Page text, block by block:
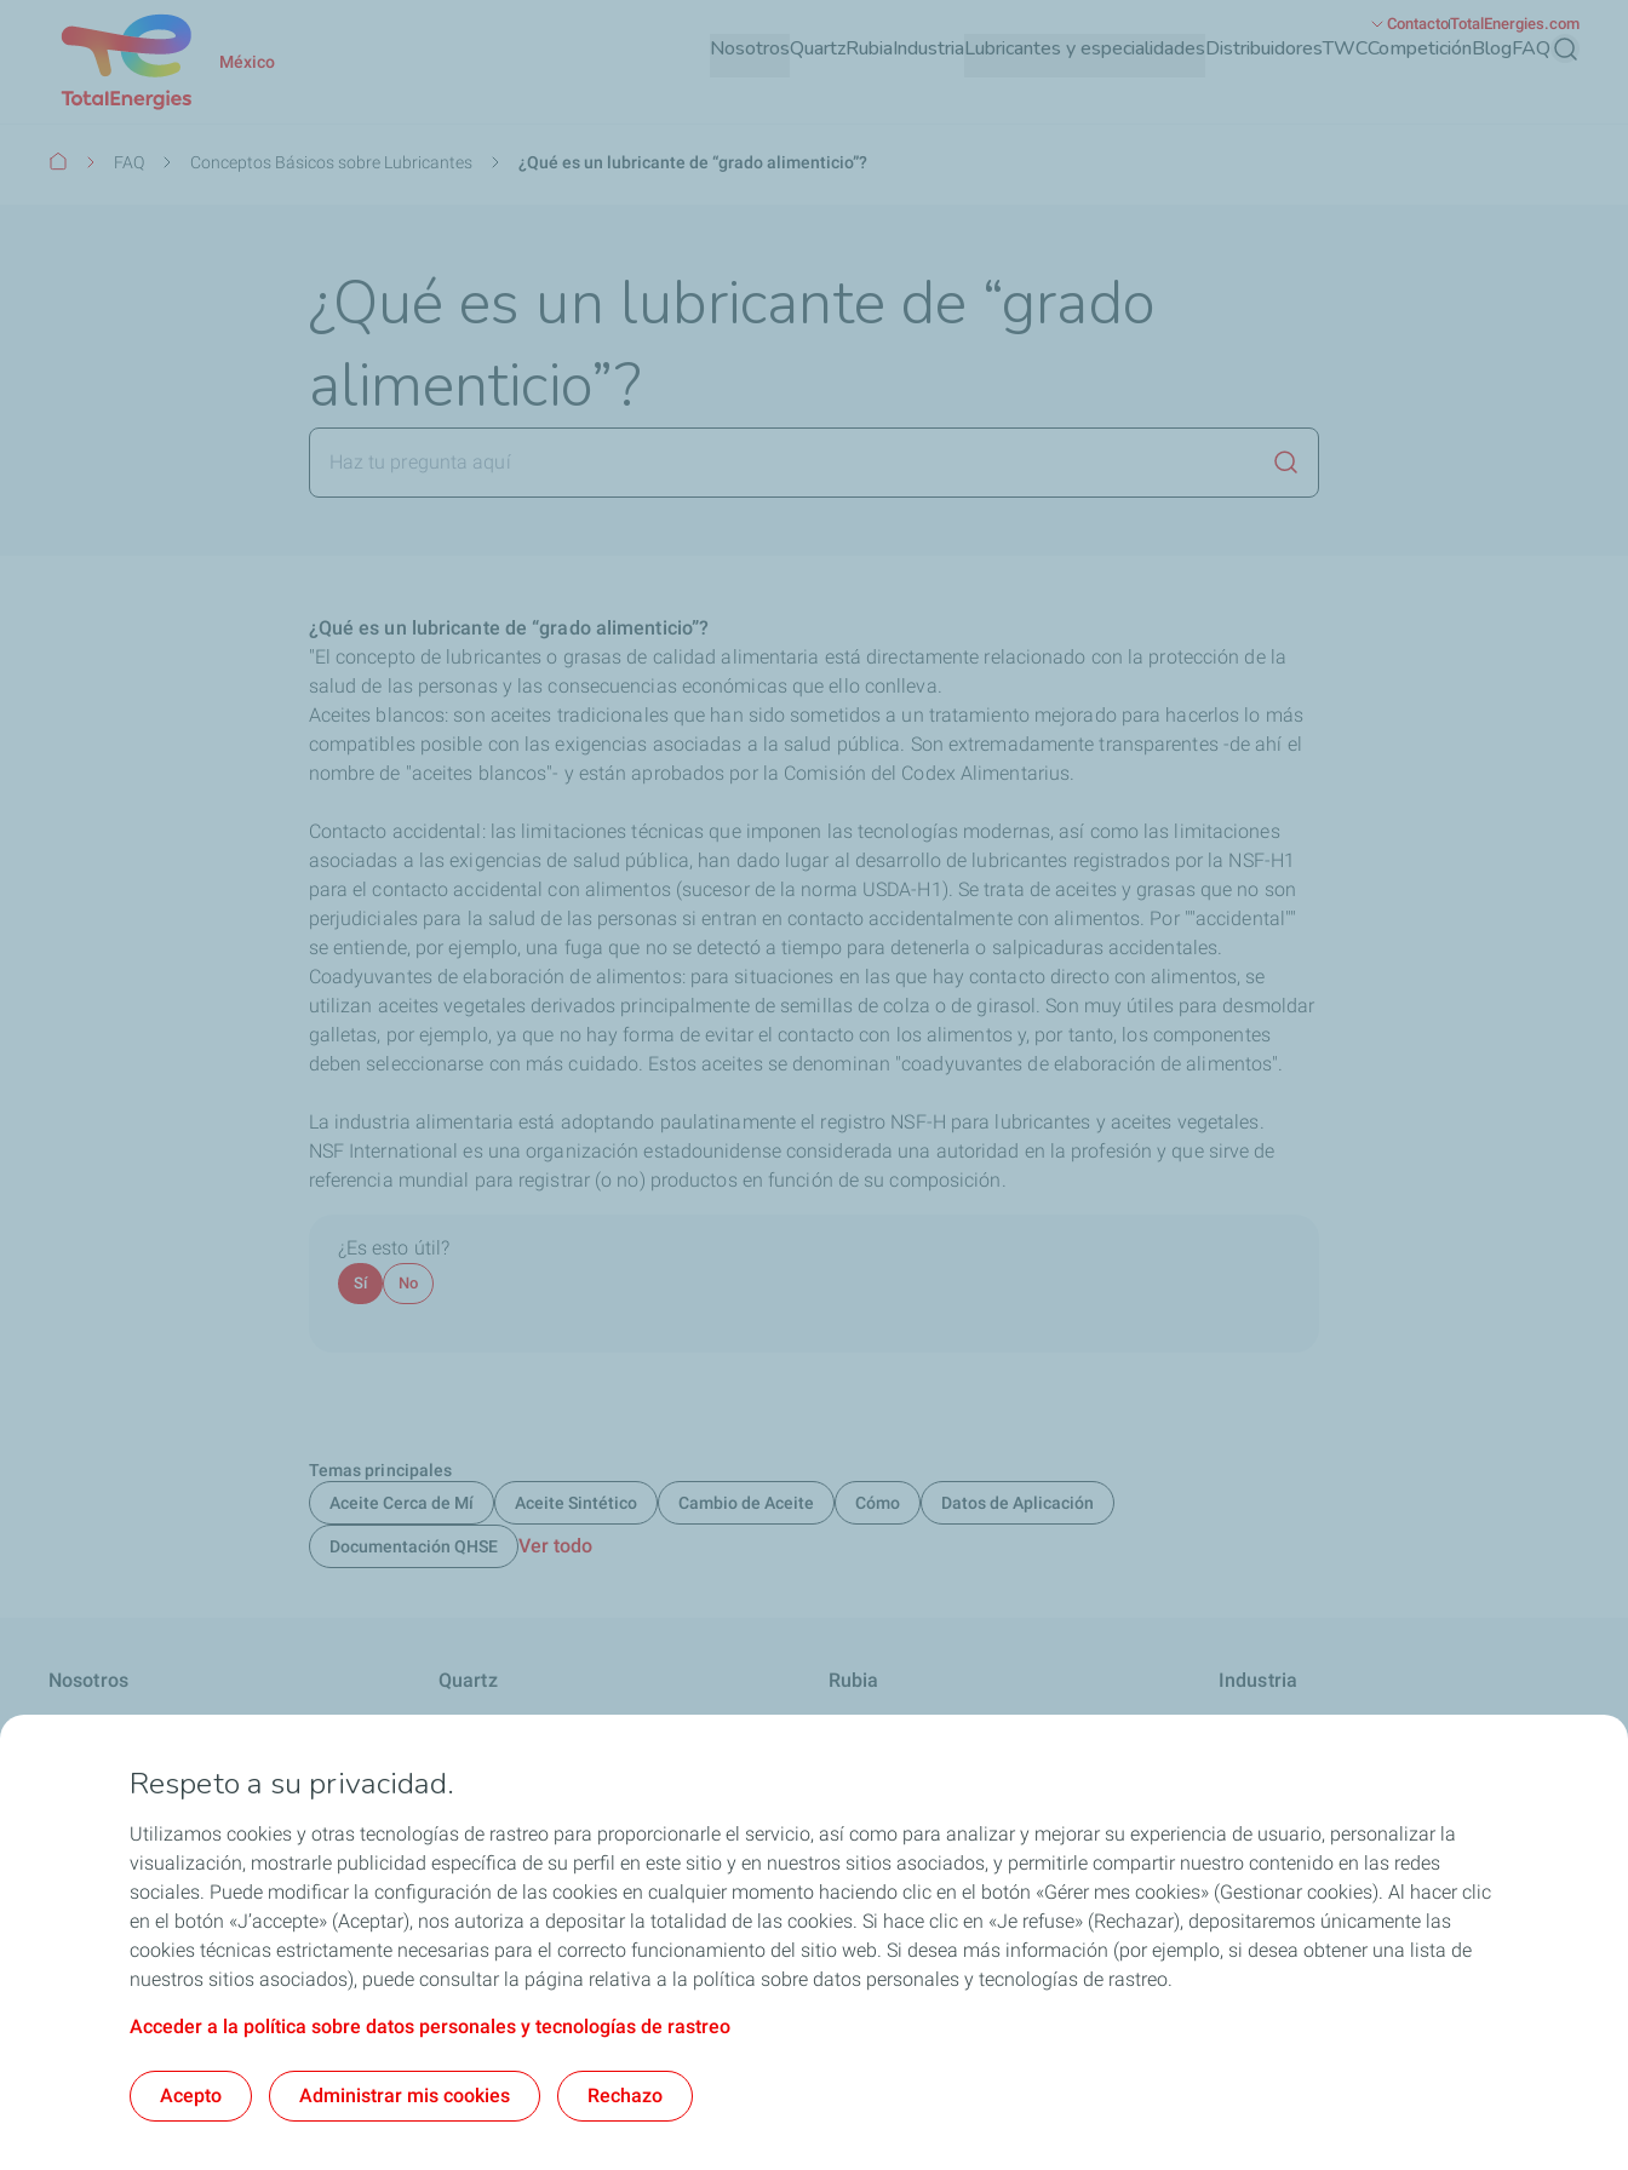
Pasar
México NosotrosQuartzRubiaIndustriaLubricantes y especialidadesDistribuidoresTWCCompeticiónBlogFAQ Buscar
ContactoTotalEnergies.com
Ruta
FAQ Conceptos Básicos sobre Lubricantes ¿Qué es un lubricante de “grado alimenticio”?
¿Qué es un lubricante de “grado
alimenticio”?
Lanzar la búsqueda
¿Qué es un lubricante de “grado alimenticio”?
"El concepto de lubricantes o grasas de calidad alimentaria está directamente relacionado con la protección de la
salud de las personas y las consecuencias económicas que ello conlleva.
Aceites blancos: son aceites tradicionales que han sido sometidos a un tratamiento mejorado para hacerlos lo más
compatibles posible con las exigencias asociadas a la salud pública. Son extremadamente transparentes -de ahí el
nombre de "aceites blancos"- y están aprobados por la Comisión del Codex Alimentarius.
Contacto accidental: las limitaciones técnicas que imponen las tecnologías modernas, así como las limitaciones
asociadas a las exigencias de salud pública, han dado lugar al desarrollo de lubricantes registrados por la NSF-H1
para el contacto accidental con alimentos (sucesor de la norma USDA-H1). Se trata de aceites y grasas que no son
perjudiciales para la salud de las personas si entran en contacto accidentalmente con alimentos. Por ""accidental""
se entiende, por ejemplo, una fuga que no se detectó a tiempo para detenerla o salpicaduras accidentales.
Coadyuvantes de elaboración de alimentos: para situaciones en las que hay contacto directo con alimentos, se
utilizan aceites vegetales derivados principalmente de semillas de colza o de girasol. Son muy útiles para desmoldar
galletas, por ejemplo, ya que no hay forma de evitar el contacto con los alimentos y, por tanto, los componentes
deben seleccionarse con más cuidado. Estos aceites se denominan "coadyuvantes de elaboración de alimentos".
La industria alimentaria está adoptando paulatinamente el registro NSF-H para lubricantes y aceites vegetales.
NSF International es una organización estadounidense considerada una autoridad en la profesión y que sirve de
referencia mundial para registrar (o no) productos en función de su composición.
¿Es esto útil?
Sí No
Temas principales
Aceite Cerca de Mí
Aceite Sintético Cambio de Aceite Cómo Datos de Aplicación
Documentación QHSE Ver todo
Nosotros Quartz Rubia Industria
Lubricantes y especialidades
Respeto a su privacidad.
Utilizamos cookies y otras tecnologías de rastreo para proporcionarle el servicio, así como para analizar y mejorar su experiencia de usuario, personalizar la
visualización, mostrarle publicidad específica de su perfil en este sitio y en nuestros sitios asociados, y permitirle compartir nuestro contenido en las redes
sociales. Puede modificar la configuración de las cookies en cualquier momento haciendo clic en el botón «Gérer mes cookies» (Gestionar cookies). Al hacer clic
en el botón «J’accepte» (Aceptar), nos autoriza a depositar la totalidad de las cookies. Si hace clic en «Je refuse» (Rechazar), depositaremos únicamente las
cookies técnicas estrictamente necesarias para el correcto funcionamiento del sitio web. Si desea más información (por ejemplo, si desea obtener una lista de
nuestros sitios asociados), puede consultar la página relativa a la política sobre datos personales y tecnologías de rastreo.
Acceder a la política sobre datos personales y tecnologías de rastreo
Acepto Administrar mis cookies Rechazo